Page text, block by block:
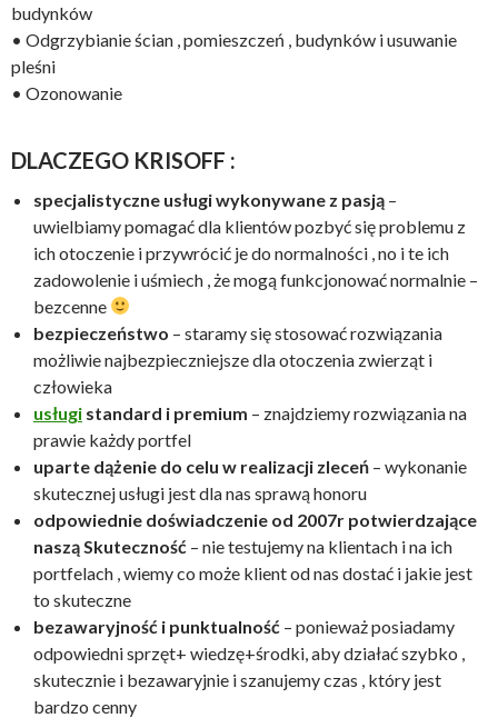
budynków
• Odgrzybianie ścian , pomieszczeń , budynków i usuwanie
pleśni
• Ozonowanie
DLACZEGO KRISOFF :
specjalistyczne usługi wykonywane z pasją –
uwielbiamy pomagać dla klientów pozbyć się problemu z
ich otoczenie i przywrócić je do normalności , no i te ich
zadowolenie i uśmiech , że mogą funkcjonować normalnie –
bezcenne
bezpieczeństwo – staramy się stosować rozwiązania
możliwie najbezpieczniejsze dla otoczenia zwierząt i
człowieka
usługi standard i premium – znajdziemy rozwiązania na
prawie każdy portfel
uparte dążenie do celu w realizacji zleceń – wykonanie
skutecznej usługi jest dla nas sprawą honoru
odpowiednie doświadczenie od 2007r potwierdzające
naszą Skuteczność – nie testujemy na klientach i na ich
portfelach , wiemy co może klient od nas dostać i jakie jest
to skuteczne
bezawaryjność i punktualność – ponieważ posiadamy
odpowiedni sprzęt+ wiedzę+środki, aby działać szybko ,
skutecznie i bezawaryjnie i szanujemy czas , który jest
bardzo cenny